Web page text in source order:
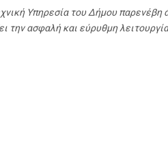
Υπηρεσία του Δήμου
την ασφαλή και εύρυθμη